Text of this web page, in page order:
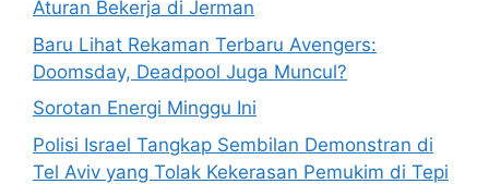
Aturan Bekerja di Jerman
Baru Lihat Rekaman Terbaru Avengers:
Doomsday, Deadpool Juga Muncul?
Sorotan Energi Minggu Ini
Polisi Israel Tangkap Sembilan Demonstran di
Tel Aviv yang Tolak Kekerasan Pemukim di Tepi